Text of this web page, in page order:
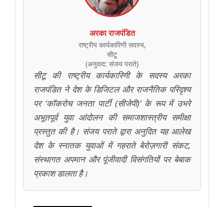
अरका राजपंडित
राष्ट्रीय कार्यकारिणी सदस्य,
सीटू
(अनुवाद: संजय पराते)
सीटू की राष्ट्रीय कार्यकारिणी के सदस्य अरका
राजपंडित ने देश के डिजिटल और राजनैतिक परिदृश्य
पर ‘कॉकरोच जनता पार्टी (सीजेपी)’ के रूप में उभरे
अभूतपूर्व युवा आंदोलन की समाजशास्त्रीय समीक्षा
प्रस्तुत की है। संजय पराते द्वारा अनुदित यह आलेख
देश के स्नातक युवाओं में गहराते बेरोज़गारी संकट,
संस्थागत अपमान और पूंजीवादी विसंगतियों पर बेबाक
प्रकाश डालता है।